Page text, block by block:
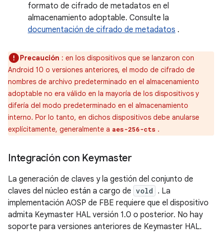
formato de cifrado de metadatos en el
almacenamiento adoptable. Consulte la
documentación de cifrado de metadatos .
Precaución : en los dispositivos que se lanzaron con
Android 10 o versiones anteriores, el modo de cifrado de
nombres de archivo predeterminado en el almacenamiento
adoptable no era válido en la mayoría de los dispositivos y
difería del modo predeterminado en el almacenamiento
interno. Por lo tanto, en dichos dispositivos debe anularse
explícitamente, generalmente a aes-256-cts .
Integración con Keymaster
La generación de claves y la gestión del conjunto de
claves del núcleo están a cargo de vold . La
implementación AOSP de FBE requiere que el dispositivo
admita Keymaster HAL versión 1.0 o posterior. No hay
soporte para versiones anteriores de Keymaster HAL.